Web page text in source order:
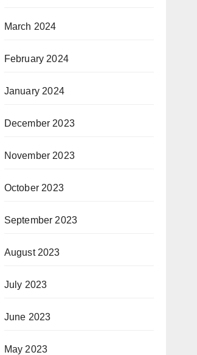
March 2024
February 2024
January 2024
December 2023
November 2023
October 2023
September 2023
August 2023
July 2023
June 2023
May 2023